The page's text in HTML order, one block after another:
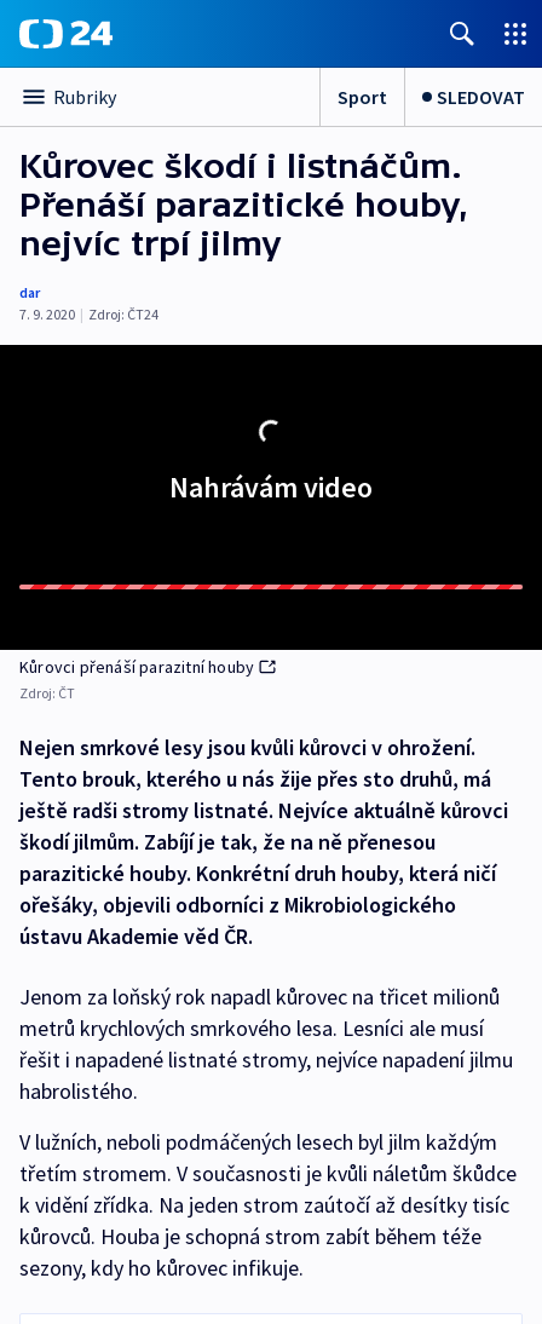
Rubriky Sport SLEDOVAT
Kůrovec škodí i listnáčům.
Přenáší parazitické houby,
nejvíc trpí jilmy
dar
7. 9. 2020 | Zdroj: ČT24
Nahrávám video
Kůrovci přenáší parazitní houby
Zdroj: ČT
Nejen smrkové lesy jsou kvůli kůrovci v ohrožení.
Tento brouk, kterého u nás žije přes sto druhů, má
ještě radši stromy listnaté. Nejvíce aktuálně kůrovci
škodí jilmům. Zabíjí je tak, že na ně přenesou
parazitické houby. Konkrétní druh houby, která ničí
ořešáky, objevili odborníci z Mikrobiologického
ústavu Akademie věd ČR.
Jenom za loňský rok napadl kůrovec na třicet milionů
metrů krychlových smrkového lesa. Lesníci ale musí
řešit i napadené listnaté stromy, nejvíce napadení jilmu
habrolistého.
V lužních, neboli podmáčených lesech byl jilm každým
třetím stromem. V současnosti je kvůli náletům škůdce
k vidění zřídka. Na jeden strom zaútočí až desítky tisíc
kůrovců. Houba je schopná strom zabít během téže
sezony, kdy ho kůrovec infikuje.